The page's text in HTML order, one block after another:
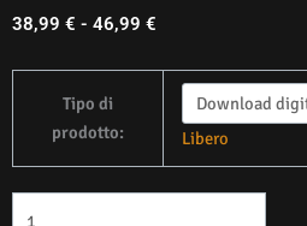
38,99 € - 46,99 €
prezzi:
38,99 €
a
46,99 €
Tipo di
prodotto:
Libero
Cowshit
Tour